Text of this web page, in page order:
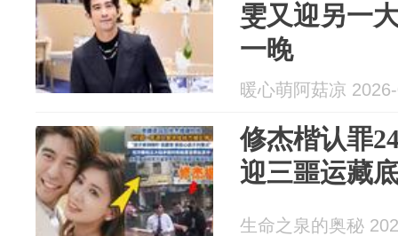
雯又迎另一
一晚
暖心萌阿菇凉
修杰楷认罪
迎三噩运藏
生命之泉的奥秘